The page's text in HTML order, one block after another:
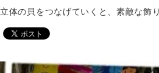
立体の貝をつなげていくと、素敵な飾